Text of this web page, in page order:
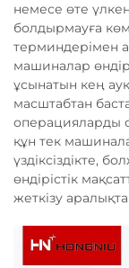
немесе өте
болдырмауға
терминдерімен
машиналар
ұсынатын кең
масштабтан
операцияларды
құн тек
үздіксіздікте,
өндірістік
жеткізу